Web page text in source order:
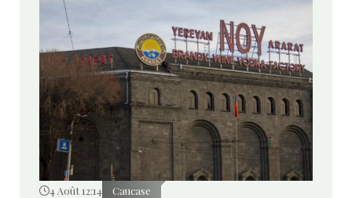
4 Août 12:14 Caucase